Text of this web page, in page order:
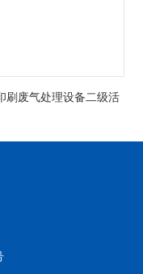
刷废气处理设备二级活